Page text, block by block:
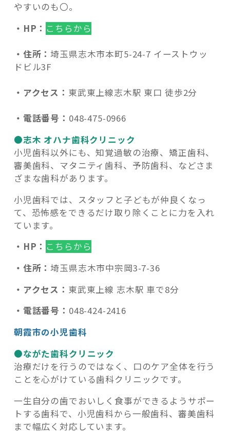
やすいのも〇。
・HP： こちらから
・住所：埼玉県志木市本町5-24-7 イーストウッ
ドビル3F
・アクセス： 東武東上線志木駅 東口 徒歩2分
・電話番号： 048-475-0966
●志木 オハナ歯科クリニック
小児歯科以外にも、知覚過敏の治療、矯正歯科、
審美歯科、マタニティ歯科、予防歯科、などさま
ざまな歯科があります。
小児歯科では、スタッフと子どもが仲良くなっ
て、恐怖感をできるだけ取り除くことに力を入れ
ています。
・HP： こちらから
・住所：埼玉県志木市中宗岡3-7-36
・アクセス： 東武東上線 志木駅 車で8分
・電話番号： 048-424-2416
朝霞市の小児歯科
●ながた歯科クリニック
治療だけを行うのではなく、口のケア全体を行う
ことを心がけている歯科クリニックです。
一生自分の歯でおいしく食事ができるようサポー
トする歯科で、小児歯科から一般歯科、審美歯科
まで幅広く対応しています。